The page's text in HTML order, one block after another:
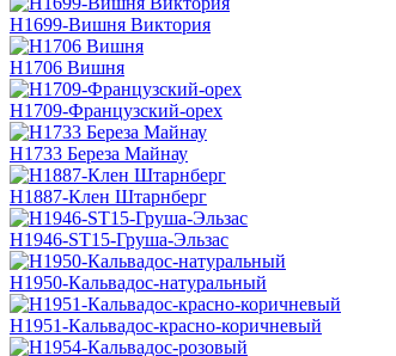
H1699-Вишня Виктория
H1706 Вишня
H1709-Французский-орех
H1733 Береза Майнау
H1887-Клен Штарнберг
H1946-ST15-Груша-Эльзас
H1950-Кальвадос-натуральный
H1951-Кальвадос-красно-коричневый